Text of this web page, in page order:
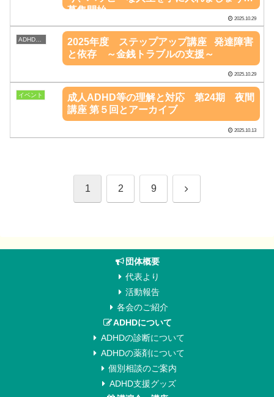
募集開始
2025.10.29
ADHD勉強会
2025年度 ステップアップ講座 発達障害
と依存 ～金銭トラブルの支援～
2025.10.29
イベント
成人ADHD等の理解と対応 第24期 夜間
講座 第５回とアーカイブ
2025.10.13
1 2 9 次
団体概要
代表より
活動報告
各会のご紹介
ADHDについて
ADHDの診断について
ADHDの薬剤について
個別相談のご案内
ADHD支援グッズ